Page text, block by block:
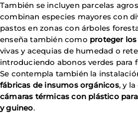
También se incluyen parcelas
combinan especies mayores con
pastos en zonas con árboles
enseña también como proteger
vivas y acequias de humedad o
introduciendo abonos verdes para
Se contempla también la
fábricas de insumos orgánicos, y
cámaras térmicas con plástico
y guineo.